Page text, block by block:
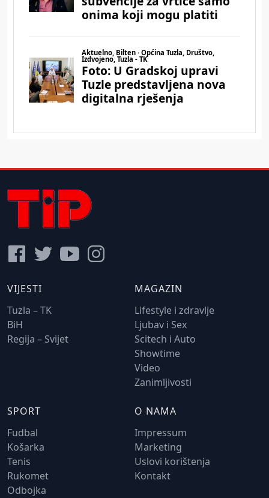
VIJESTI
Tuzla – TK
BiH
Regija – Svijet
MAGAZIN
Lifestyle i zdravlje
Ljubav i Sex
Scitech i Auto
Showtime
Video
Zanimljivosti
SPORT
Fudbal
Košarka
Tenis
Rukomet
Odbojka
O NAMA
Impressum
Marketing
Uslovi korištenja
Kontakt